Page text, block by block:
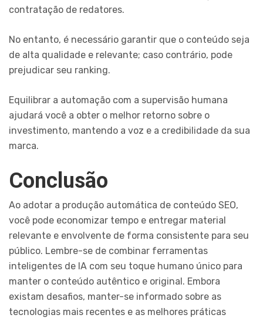
contratação de redatores.
No entanto, é necessário garantir que o conteúdo seja
de alta qualidade e relevante; caso contrário, pode
prejudicar seu ranking.
Equilibrar a automação com a supervisão humana
ajudará você a obter o melhor retorno sobre o
investimento, mantendo a voz e a credibilidade da sua
marca.
Conclusão
Ao adotar a produção automática de conteúdo SEO,
você pode economizar tempo e entregar material
relevante e envolvente de forma consistente para seu
público. Lembre-se de combinar ferramentas
inteligentes de IA com seu toque humano único para
manter o conteúdo autêntico e original. Embora
existam desafios, manter-se informado sobre as
tecnologias mais recentes e as melhores práticas